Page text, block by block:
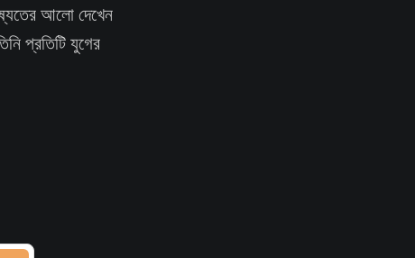
আলো দেখেন
প্রতিটি যুগের